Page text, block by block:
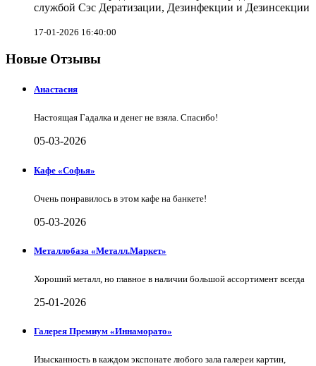
службой Сэс Дератизации, Дезинфекции и Дезинсекции
17-01-2026 16:40:00
Новые Отзывы
Анастасия
Настоящая Гадалка и денег не взяла. Спасибо!
05-03-2026
Кафе «Софья»
Очень понравилось в этом кафе на банкете!
05-03-2026
Металлобаза «Металл.Маркет»
Хороший металл, но главное в наличии большой ассортимент всегда
25-01-2026
Галерея Премиум «Иннаморато»
Изысканность в каждом экспонате любого зала галереи картин,